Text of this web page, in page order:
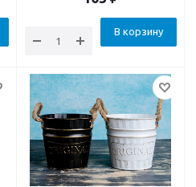
В корзину